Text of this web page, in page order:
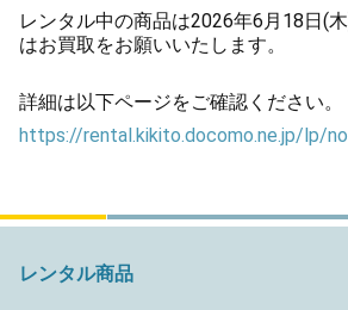
レンタル中の商品は2026年6月18日(
はお買取をお願いいたします。
詳細は以下ページをご確認ください。
https://rental.kikito.docomo.ne.jp/lp/
レンタル商品